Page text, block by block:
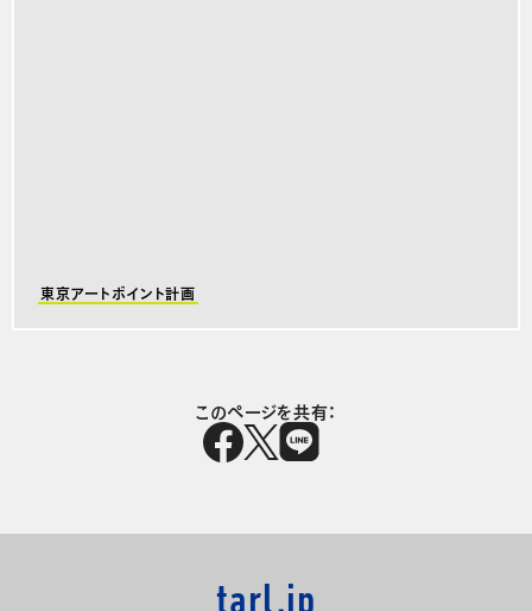
東京アートポイント計画
このページを共有：